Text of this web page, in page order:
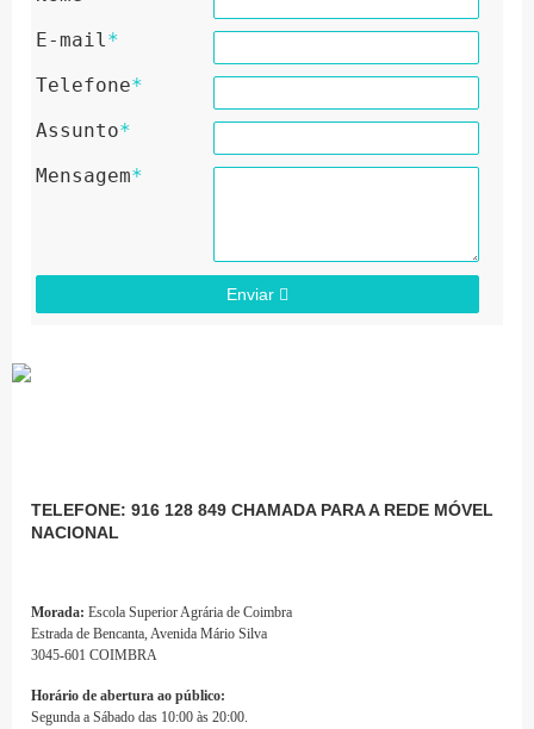
E-mail*
Telefone*
Assunto*
Mensagem*
Enviar
TELEFONE: 916 128 849 CHAMADA PARA A REDE MÓVEL
NACIONAL
Morada: Escola Superior Agrária de Coimbra
Estrada de Bencanta, Avenida Mário Silva
3045-601 COIMBRA
Horário de abertura ao público:
Segunda a Sábado das 10:00 às 20:00.